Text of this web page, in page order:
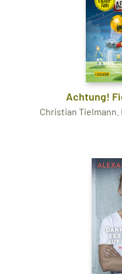
Achtung!
Christian Tielmann.